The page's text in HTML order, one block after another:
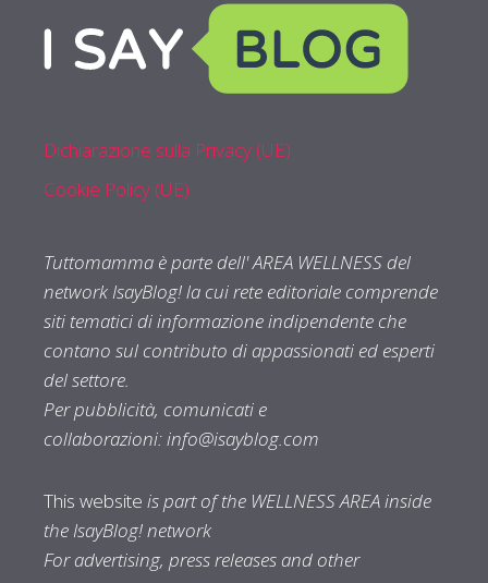
Dichiarazione sulla Privacy (UE)
Cookie Policy (UE)
Tuttomamma è parte dell' AREA WELLNESS del
network IsayBlog! la cui rete editoriale comprende
siti tematici di informazione indipendente che
contano sul contributo di appassionati ed esperti
del settore.
Per pubblicità, comunicati e
collaborazioni:info@isayblog.com
This website is part of the WELLNESS AREA inside
the IsayBlog! network
For advertising, press releases and other